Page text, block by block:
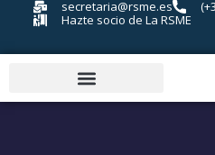
secretaria@rsme.es
Hazte socio de La RSME